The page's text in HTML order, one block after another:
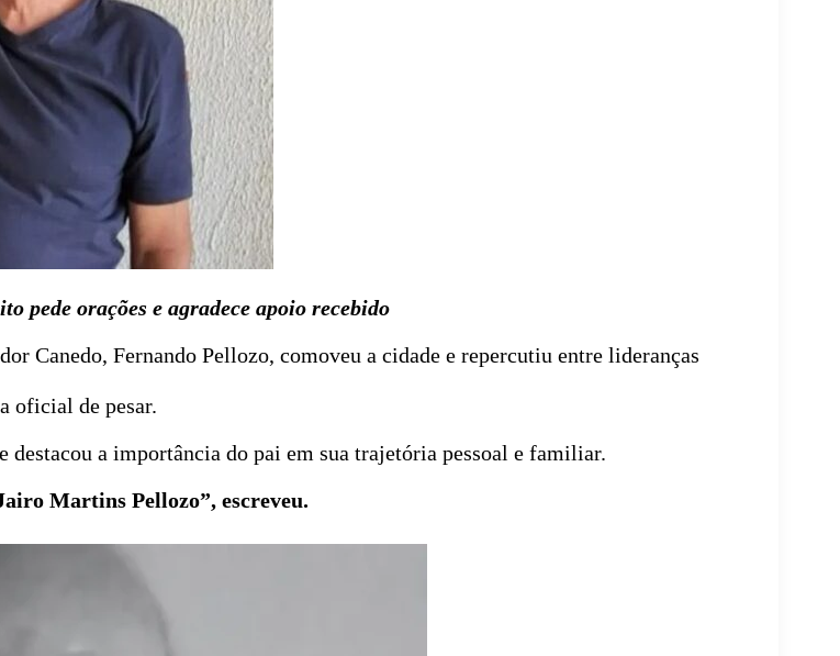
pede orações e agradece apoio recebido
Canedo, Fernando Pellozo, comoveu a cidade e repercutiu entre lideranças
oficial de pesar.
a importância do pai em sua trajetória pessoal e familiar.
Martins Pellozo”, escreveu.